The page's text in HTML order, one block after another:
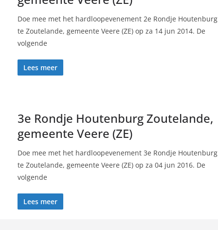
Doe mee met het hardloopevenement 2e Rondje Houtenburg
te Zoutelande, gemeente Veere (ZE) op za 14 jun 2014. De
volgende
Lees meer
3e Rondje Houtenburg Zoutelande,
gemeente Veere (ZE)
Doe mee met het hardloopevenement 3e Rondje Houtenburg
te Zoutelande, gemeente Veere (ZE) op za 04 jun 2016. De
volgende
Lees meer